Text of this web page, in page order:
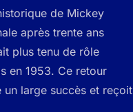
de Mickey
après trente ans
plus tenu de rôle
en 1953. Ce retour
un large succès et reçoit